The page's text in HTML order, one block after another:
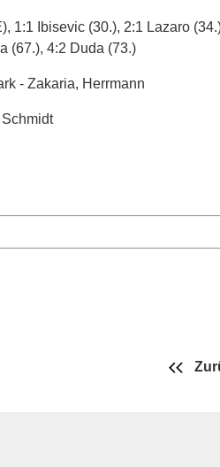
1:1 Ibisevic (30.), 2:1 Lazaro
(67.), 4:2 Duda (73.)
- Zakaria, Herrmann